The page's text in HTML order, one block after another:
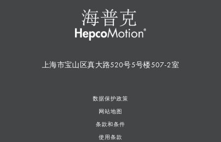
上海市宝山区真大路520号5号楼507-2室
数据保护政策
网站地图
条款和条件
使用条款